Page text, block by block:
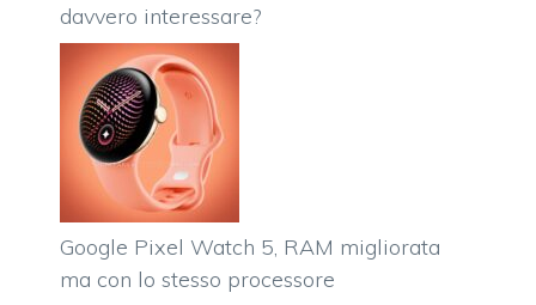
davvero interessare?
Google Pixel Watch 5, RAM migliorata
ma con lo stesso processore